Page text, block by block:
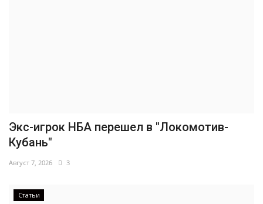
Экс-игрок НБА перешел в "Локомотив-
Кубань"
Август 7, 2026 3
Статьи